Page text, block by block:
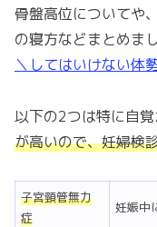
骨盤高位についてや
の寝方などまとめま
＼してはいけない体
以下の2つは特に自覚
が高いので、妊婦検
子宮頸管無力
症
妊娠中